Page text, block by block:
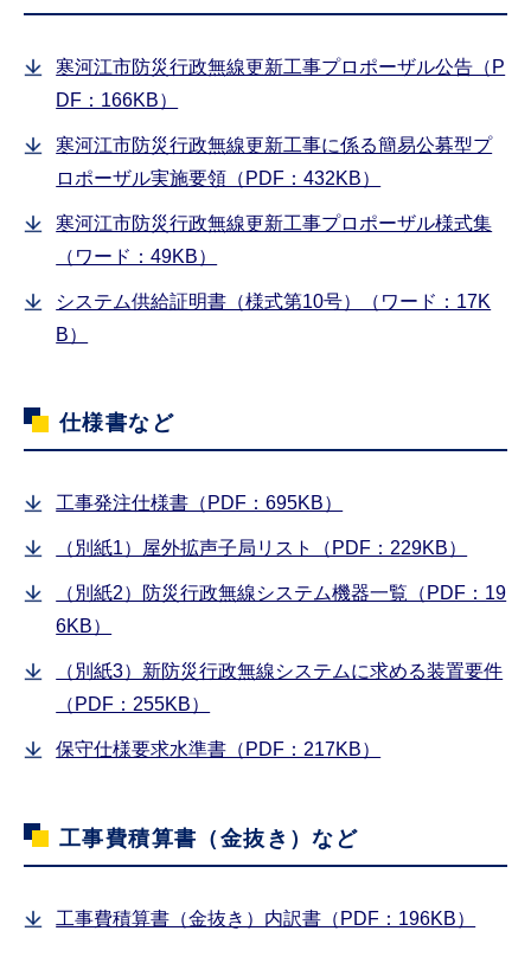
寒河江市防災行政無線更新工事プロポーザル公告（P
DF：166KB）
寒河江市防災行政無線更新工事に係る簡易公募型プ
ロポーザル実施要領（PDF：432KB）
寒河江市防災行政無線更新工事プロポーザル様式集
（ワード：49KB）
システム供給証明書（様式第10号）（ワード：17K
B）
仕様書など
工事発注仕様書（PDF：695KB）
（別紙1）屋外拡声子局リスト（PDF：229KB）
（別紙2）防災行政無線システム機器一覧（PDF：19
6KB）
（別紙3）新防災行政無線システムに求める装置要件
（PDF：255KB）
保守仕様要求水準書（PDF：217KB）
工事費積算書（金抜き）など
工事費積算書（金抜き）内訳書（PDF：196KB）